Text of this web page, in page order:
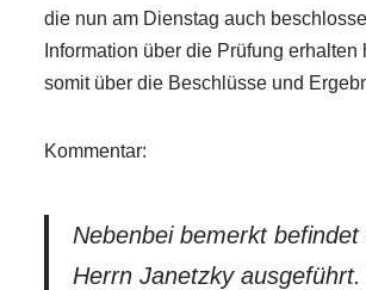
die nun am Dienstag auch
Information über die Prüfung
somit über die Beschlüsse und
Kommentar:
Nebenbei bemerkt
Herrn Janetzky